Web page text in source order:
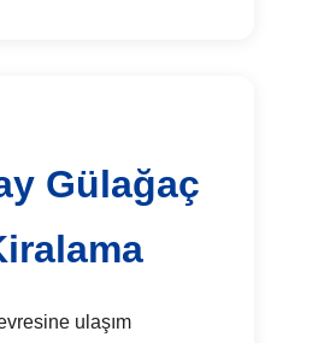
Gülağaç
ulaşım